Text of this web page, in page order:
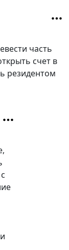
часть
счет в
резидентом